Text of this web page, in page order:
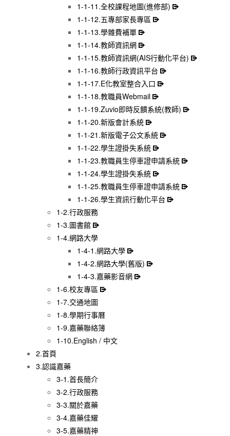
1-1-11.全校課程地圖(進修部)
1-1-12.五專部家長專區
1-1-13.學雜費補單
1-1-14.教師資訊網
1-1-15.教師資訊網(AIS行動化平台)
1-1-16.教師行政資訊平台
1-1-17.E化教室整合入口
1-1-18.教職員Webmail
1-1-19.Zuvio即時反饋系統(教師)
1-1-20.新版會計系統
1-1-21.新版電子公文系統
1-1-22.學生證掛失系統
1-1-23.教職員生停車證申請系統
1-1-24.學生證掛失系統
1-1-25.教職員生停車證申請系統
1-1-26.學生資訊行動化平台
1-2.行政服務
1-3.圖書館
1-4.網路大學
1-4-1.網路大學
1-4-2.網路大學(舊版)
1-4-3.嘉藥影音網
1-6.校友專區
1-7.交通地圖
1-8.學期行事曆
1-9.嘉藥聯絡簿
1-10.English / 中文
2.首頁
3.認識嘉藥
3-1.首長簡介
3-2.行政服務
3-3.關於嘉藥
3-4.嘉藥佳耀
3-5.嘉藥精神